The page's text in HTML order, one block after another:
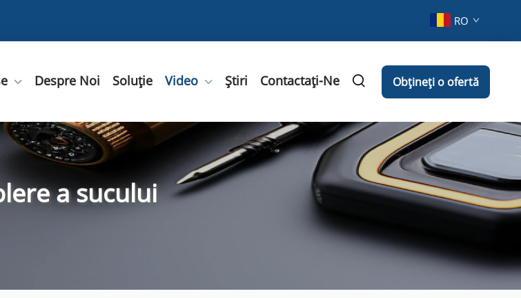
RO
Despre Noi Soluție Video Știri Contactați-Ne Obțineți o ofertă
a sucului